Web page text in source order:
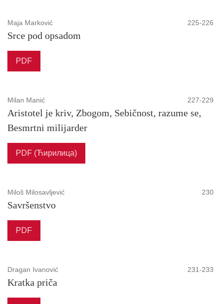
Maja Marković 225-226
Srce pod opsadom
PDF
Milan Manić 227-229
Aristotel je kriv, Zbogom, Sebičnost, razume se,
Besmrtni milijarder
PDF (Ћирилица)
Miloš Milosavljević 230
Savršenstvo
PDF
Dragan Ivanović 231-233
Kratka priča